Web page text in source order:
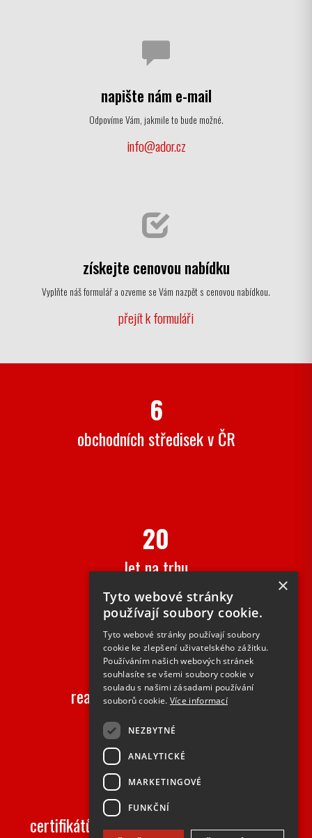
napište nám e-mail
Odpovíme Vám, jakmile to bude možné.
info@ador.cz
získejte cenovou nabídku
Vyplňte náš formulář a ozveme se Vám nazpět s cenovou nabídkou.
přejít k formuláři
6
obchodních středisek v ČR
20
let na trhu
2000+
realizovaných zakázek ročně
50+
certifikátů na speciální vlastnosti výrobků
×
Tyto webové stránky
používají soubory cookie.
Tyto webové stránky používají soubory
cookie ke zlepšení uživatelského zážitku.
Používáním našich webových stránek
souhlasíte se všemi soubory cookie v
souladu s našimi zásadami používání
souborů cookie. Více informací
NEZBYTNÉ
ANALYTICKÉ
MARKETINGOVÉ
FUNKČNÍ